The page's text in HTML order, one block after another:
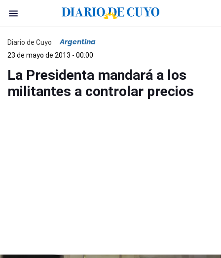
Diario de Cuyo Argentina
23 de mayo de 2013 - 00:00
La Presidenta mandará a los
militantes a controlar precios